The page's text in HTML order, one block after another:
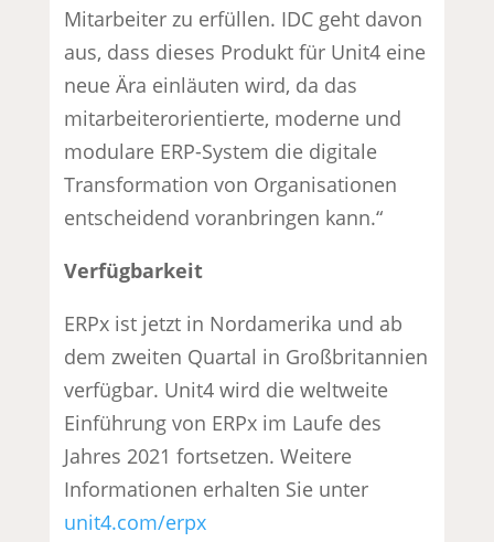
Mitarbeiter zu erfüllen. IDC geht davon
aus, dass dieses Produkt für Unit4 eine
neue Ära einläuten wird, da das
mitarbeiterorientierte, moderne und
modulare ERP-System die digitale
Transformation von Organisationen
entscheidend voranbringen kann.“
Verfügbarkeit
ERPx ist jetzt in Nordamerika und ab
dem zweiten Quartal in Großbritannien
verfügbar. Unit4 wird die weltweite
Einführung von ERPx im Laufe des
Jahres 2021 fortsetzen. Weitere
Informationen erhalten Sie unter
unit4.com/erpx